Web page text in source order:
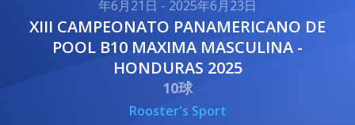
年6月21日 - 2025年6月23日
XIII CAMPEONATO PANAMERICANO DE
POOL B10 MAXIMA MASCULINA -
HONDURAS 2025
10球
Rooster's Sport